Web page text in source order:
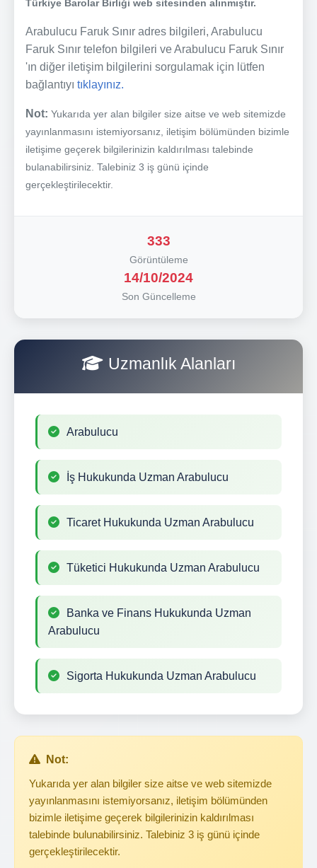
Türkiye Barolar Birliği web sitesinden alınmıştır.
Arabulucu Faruk Sınır adres bilgileri, Arabulucu
Faruk Sınır telefon bilgileri ve Arabulucu Faruk Sınır
'ın diğer iletişim bilgilerini sorgulamak için lütfen
bağlantıyı tıklayınız.
Not: Yukarıda yer alan bilgiler size aitse ve web sitemizde
yayınlanmasını istemiyorsanız, iletişim bölümünden bizimle
iletişime geçerek bilgilerinizin kaldırılması talebinde
bulanabilirsiniz. Talebiniz 3 iş günü içinde
gerçekleştirilecektir.
333
Görüntüleme
14/10/2024
Son Güncelleme
Uzmanlık Alanları
Arabulucu
İş Hukukunda Uzman Arabulucu
Ticaret Hukukunda Uzman Arabulucu
Tüketici Hukukunda Uzman Arabulucu
Banka ve Finans Hukukunda Uzman
Arabulucu
Sigorta Hukukunda Uzman Arabulucu
Not:
Yukarıda yer alan bilgiler size aitse ve web sitemizde
yayınlanmasını istemiyorsanız, iletişim bölümünden
bizimle iletişime geçerek bilgilerinizin kaldırılması
talebinde bulunabilirsiniz. Talebiniz 3 iş günü içinde
gerçekleştirilecektir.